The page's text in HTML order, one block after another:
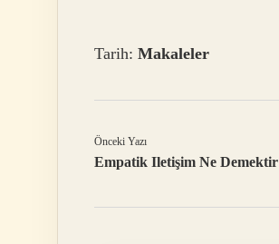
Tarih: Makaleler
Önceki Yazı
Empatik Iletişim Ne Demektir